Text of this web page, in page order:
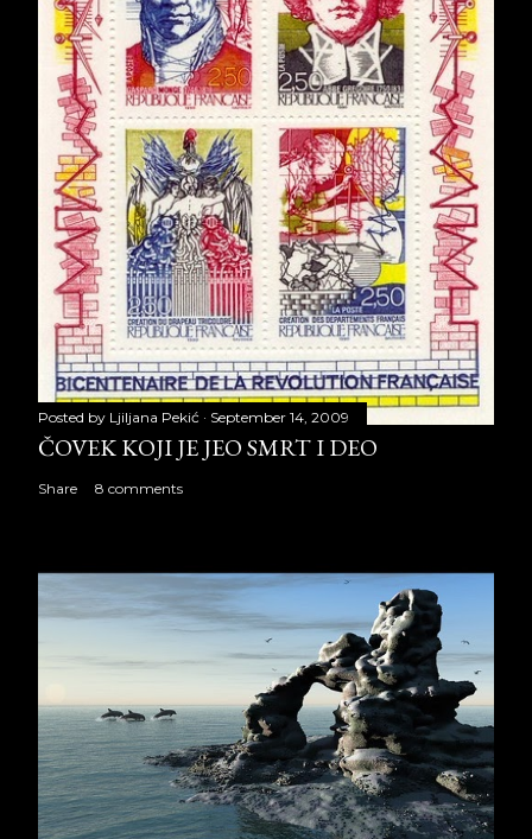
Posted by Ljiljana Pekić September 14, 2009
ČOVEK KOJI JE JEO SMRT I DEO
Share 8 comments